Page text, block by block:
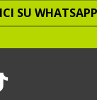
SU WHATSAPP